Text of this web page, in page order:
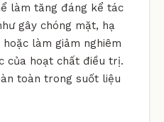
làm tăng đáng kể tác
gây chóng mặt, hạ
làm giảm nghiêm
của hoạt chất điều trị.
toàn trong suốt liệu